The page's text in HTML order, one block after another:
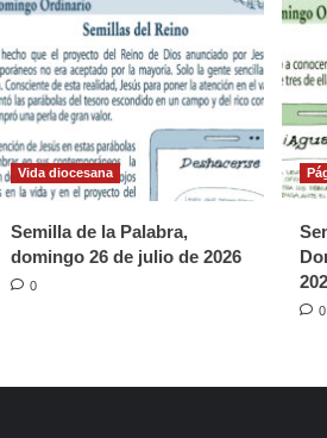
Vida diocesana
Semilla de la Palabra,
domingo 26 de julio de 2026
0
0